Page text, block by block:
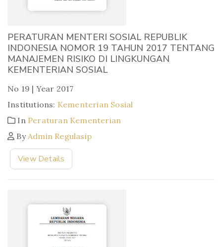
PERATURAN MENTERI SOSIAL REPUBLIK
INDONESIA NOMOR 19 TAHUN 2017 TENTANG
MANAJEMEN RISIKO DI LINGKUNGAN
KEMENTERIAN SOSIAL
No 19 | Year 2017
Institutions: Kementerian Sosial
In Peraturan Kementerian
ByAdmin Regulasip
View Details